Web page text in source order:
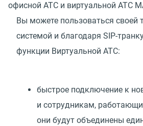
офисной АТС и виртуальной АТС
Вы можете пользоваться своей
системой и благодаря SIP-
функции Виртуальной АТС:
быстрое подключение к
и сотрудникам,
они будут объединены